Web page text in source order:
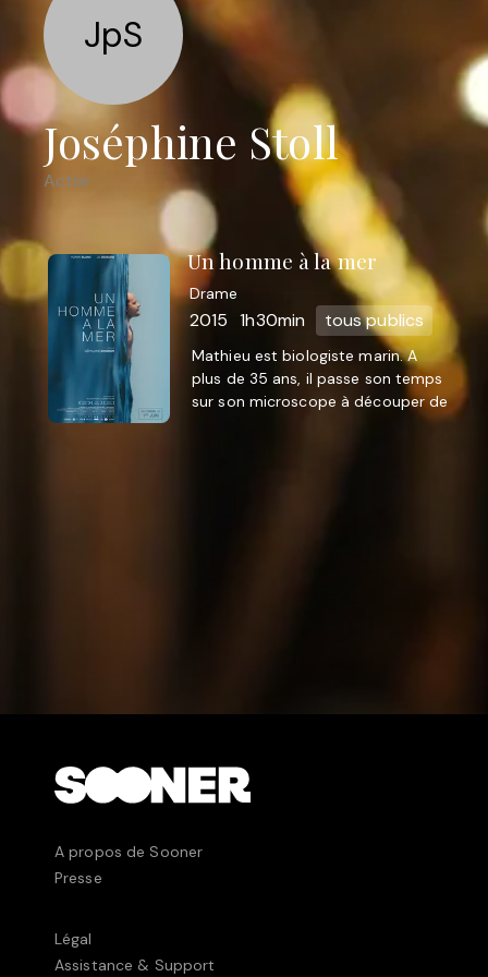
JpS
Joséphine Stoll
Actor
Un homme à la mer
Drame
2015 1h30min tous publics
Mathieu est biologiste marin. A
plus de 35 ans, il passe son temps
sur son microscope à découper de
minuscules cadavres d’organismes
A propos de Sooner
Presse
Légal
Assistance & Support